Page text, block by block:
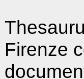
Firenze